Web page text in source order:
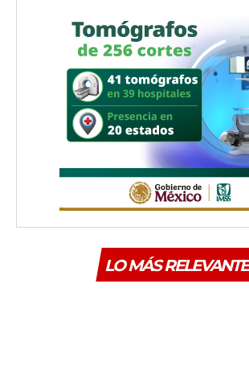
LO MÁS RELEVANTE